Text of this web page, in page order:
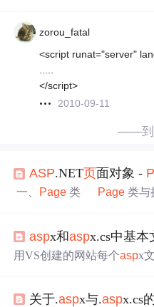
zorou_fatal
<script runat="server"
.....
</script>
2010-09-11
——
ASP.NET页面对象 -
一、 Page 类 Page 类与
，请从该类派生。例：（
m.Web.UI.Page）Page
aspx和aspx.cs中基本
用VS创建的网站每个aspx
m.Web.UI.Page类,而且只能
关于.aspx与.aspx.cs